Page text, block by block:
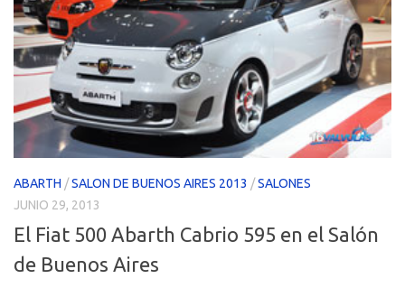
ABARTH /SALON DE BUENOS AIRES 2013 /SALONES
JUNIO 29, 2013
El Fiat 500 Abarth Cabrio 595 en el Salón
de Buenos Aires